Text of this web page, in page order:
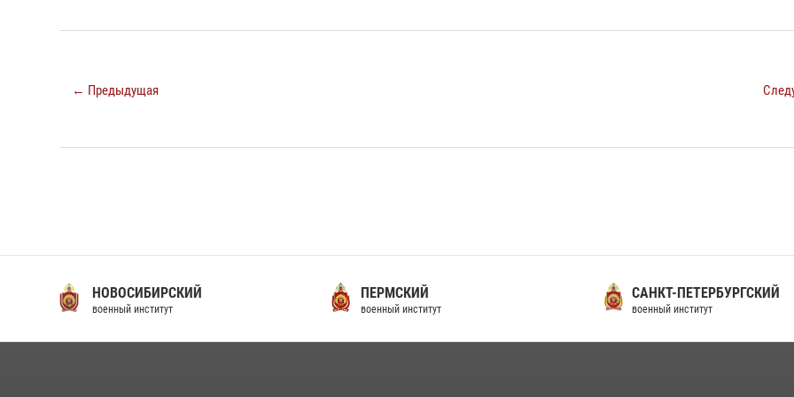
← Предыдущая
НОВОСИБИРСКИЙ
военный институт
ПЕРМСКИЙ
военный институт
САНКТ-ПЕТЕРБУРГСКИЙ
военный институт